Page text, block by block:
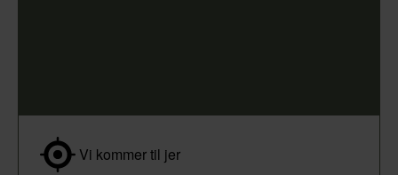
Vi kommer til jer